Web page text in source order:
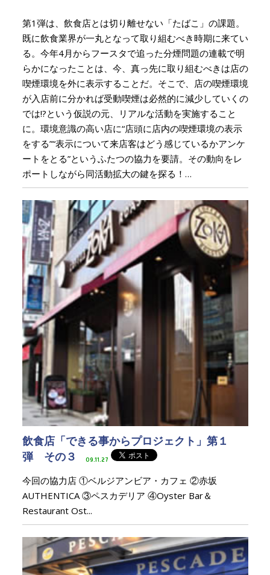
第1弾は、飲食店とは切り離せない「たばこ」の課題。
既に飲食業界が一丸となって取り組むべき時期に来てい
る。今年4月からフースタで追った分煙問題の連載で明
らかになったことは、今、真っ先に取り組むべきは店の
喫煙環境を外に表示することだ。そこで、店の喫煙環境
が入店前に分かれば受動喫煙は必然的に減少していくの
では!?という仮説の元、リアルな活動を実施すること
に。環境意識の高い店に“店頭に店内の喫煙環境の表示
をする”“表示について来店客はどう感じているかアンケ
ートをとる”というふたつの協力を要請。その動向をレ
ポートしながら同活動拡大の鍵を探る！…
飲食店「できる事からプロジェクト」第１
弾 その３
09.11.27
今回の協力店 ①ベルジアンビア・カフェ ②赤坂
AUTHENTICA ③ペスカデリア ④Oyster Bar＆
Restaurant Ost...